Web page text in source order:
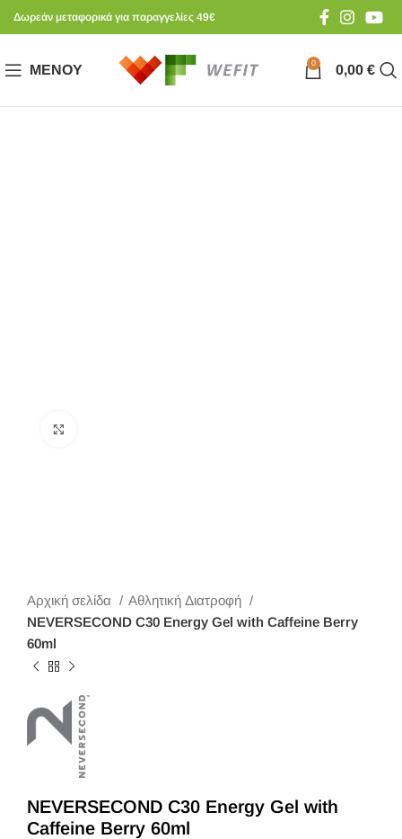
Δωρεάν μεταφορικά για παραγγελίες 49€
ΜΕΝΟΎ 0 0,00 €
Αρχική σελίδα
Αθλητική Διατροφή
NEVERSECOND C30 Energy Gel with Caffeine Berry
60ml
NEVERSECOND C30 Energy Gel with
Caffeine Berry 60ml